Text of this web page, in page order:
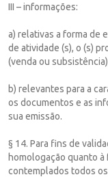
III – informações:
a) relativas a forma de
de atividade (s), o (s)
(venda ou
b) relevantes para a
os documentos e as
sua emissão.
§ 14. Para fins de
homologação quanto à
contemplados todos